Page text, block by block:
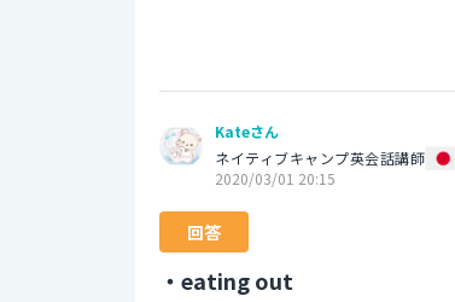
Kateさん
ネイティブキャンプ英会話講師
2020/03/01 20:15
回答
・eating out